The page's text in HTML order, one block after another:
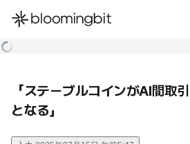
한국어
「ステーブルコインがAI間取
となる」